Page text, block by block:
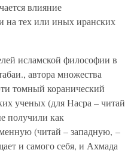
влияние
на тех или иных иранских
исламской философии в
автора множества
томный коранический
ученых (для Насра – читай
получили как
(читай – западную, –
и самого себя, и Ахмада